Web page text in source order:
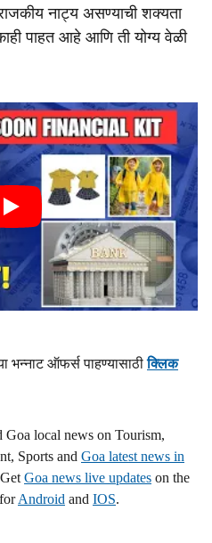
नाट्य असण्याची शक्यता
पाहत आहे आणि ती योग्य वेळी
भन्नाट ऑफर्स पाहण्यासाठीक्लिक
Goa local news on Tourism,
Sports and Goa latest news in
Goa news live updates on the
Android and IOS.